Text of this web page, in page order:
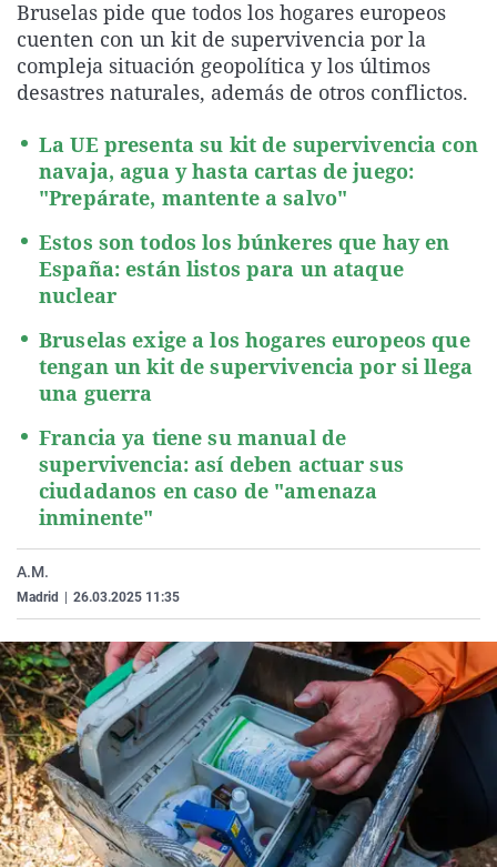
La rosa de los vientos
Gente viajera
Como el perro y el
Caso
Retornados
Equipo de
Operación Viuda
Extremadura
Galicia
La Rioja
Navarra
País Vasco
Virales
Televisión
Elecciones
Bruselas pide que todos los hogares europeos
cuenten con un kit de supervivencia por la
compleja situación geopolítica y los últimos
desastres naturales, además de otros conflictos.
La UE presenta su kit de supervivencia con
navaja, agua y hasta cartas de juego:
"Prepárate, mantente a salvo"
Estos son todos los búnkeres que hay en
España: están listos para un ataque
nuclear
Bruselas exige a los hogares europeos que
tengan un kit de supervivencia por si llega
una guerra
Francia ya tiene su manual de
supervivencia: así deben actuar sus
ciudadanos en caso de "amenaza
inminente"
A.M.
Madrid 26.03.2025 11:35